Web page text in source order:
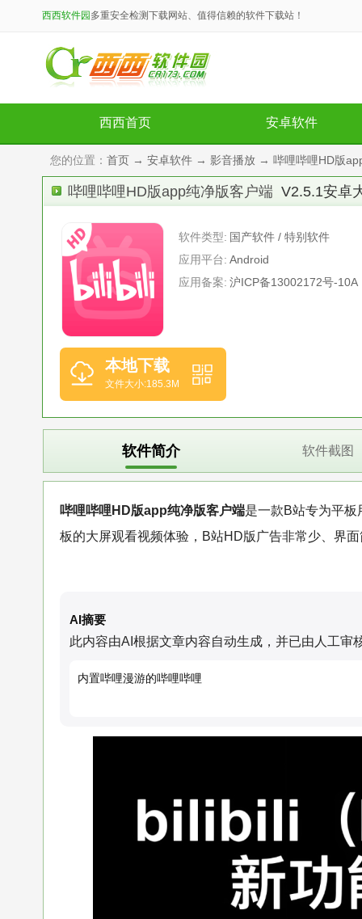
西西软件园 多重安全检测下载网站、值得信赖的软件下载站！
西西首页 安卓软件
您的位置： 首页 → 安卓软件 → 影音播放 → 哔哩哔哩HD版
哔哩哔哩HD版app纯净版客户端 V2.5.1安卓
软件类型: 国产软件 / 特别软件
应用平台: Android
应用备案: 沪ICP备13002172号-10A
本地下载
文件大小:185.3M
软件简介 软件截图
哔哩哔哩HD版app纯净版客户端是一款B站专为平
板的大屏观看视频体验，B站HD版广告非常少、界
AI摘要
此内容由AI根据文章内容自动生成，并已由人工审
内置哔哩漫游的哔哩哔哩